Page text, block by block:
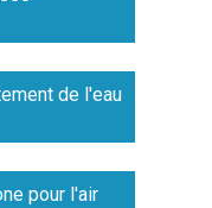
de l'eau
pour l'air